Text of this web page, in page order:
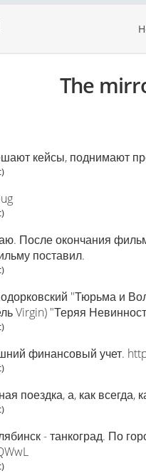
The
кейсы, поднимают
После окончания
поставил.
"Тюрьма и
Virgin) "Теряя
финансовый учет.
поездка, а, как
- танкоград. По